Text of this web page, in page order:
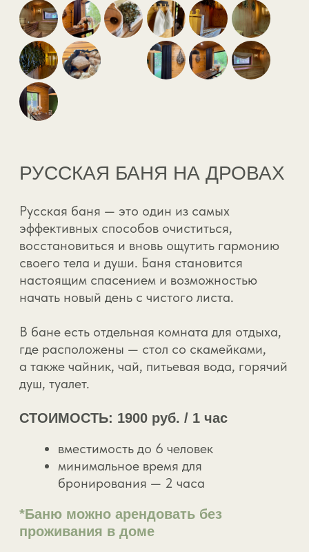
ОТЗЫВЫДОРОГИХ
ГОСТЕЙ
ВАЖНАЯ
ИНФОРМАЦИЯДЛЯ
ГОСТЕЙ
Ранний заезд и поздний
Что можно докупить на
месте?